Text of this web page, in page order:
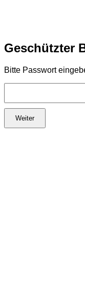
Geschützter
Bitte Passwort
Weiter